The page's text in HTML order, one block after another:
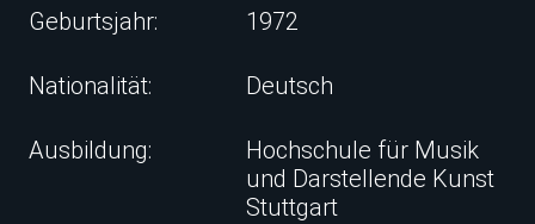
Geburtsjahr: 1972
Nationalität: Deutsch
Ausbildung:
Hochschule für Musik
und Darstellende Kunst
Stuttgart